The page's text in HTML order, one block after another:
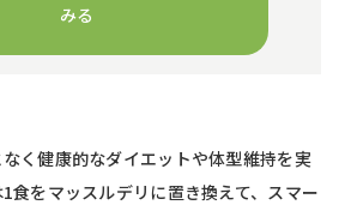
みる
く健康的なダイエットや体型維持を実
食をマッスルデリに置き換えて、スマー